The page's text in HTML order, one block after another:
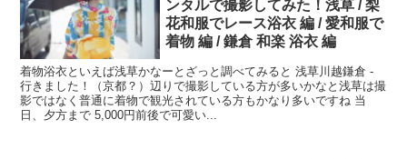
ンタルで撮影してみた！浅草 / 梨
花和服でレース浴衣 編 / 愛和服で
着物 編 / 鎌倉 和楽 浴衣 編
着物浴衣といえば浅草かなーとざっと調べてみると 浅草川越鎌倉 -
行きました！（京都？）辺りで撮影している方が多いかなと浅草は撮
影ではなく普通に着物で観光されている方もかなり多いですね 当
日、夕方まで 5,000円前後で可愛い...